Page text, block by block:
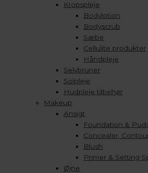
Kropspleje
Bodylotion
Bodyscrub
Sæbe
Cellulite produkter
Håndpleje
Selvbruner
Solpleje
Hudpleje tilbehør
Makeup
Ansigt
Foundation &
Concealer,
Blush
Primer & Setting
Øjne